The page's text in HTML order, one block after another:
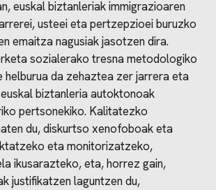
euskal biztanleriak immigrazioaren
usteei eta pertzepzioei buruzko
emaitza nagusiak jasotzen dira.
sozialerako tresna metodologiko
helburua da zehaztea zer jarrera eta
biztanleria autoktonoak
pertsonekiko. Kalitatezko
du, diskurtso xenofoboak eta
eta monitorizatzeko,
ikusarazteko, eta, horrez gain,
justifikatzen laguntzen du,